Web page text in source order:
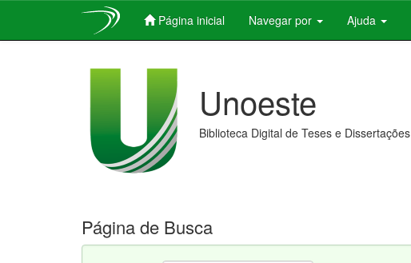
Página inicial Navegar por Ajuda
Unoeste
Biblioteca Digital de Teses e Dissertações
Página de Busca